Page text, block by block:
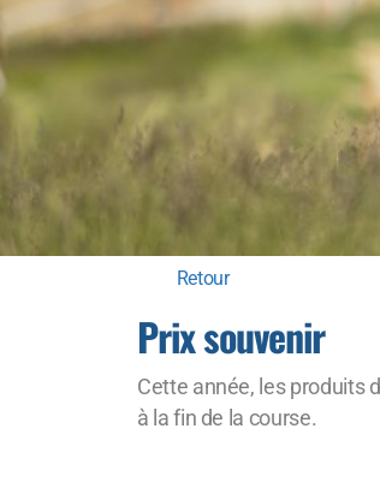
Retour
Prix souvenir
Cette année, les produits
à la fin de la course.